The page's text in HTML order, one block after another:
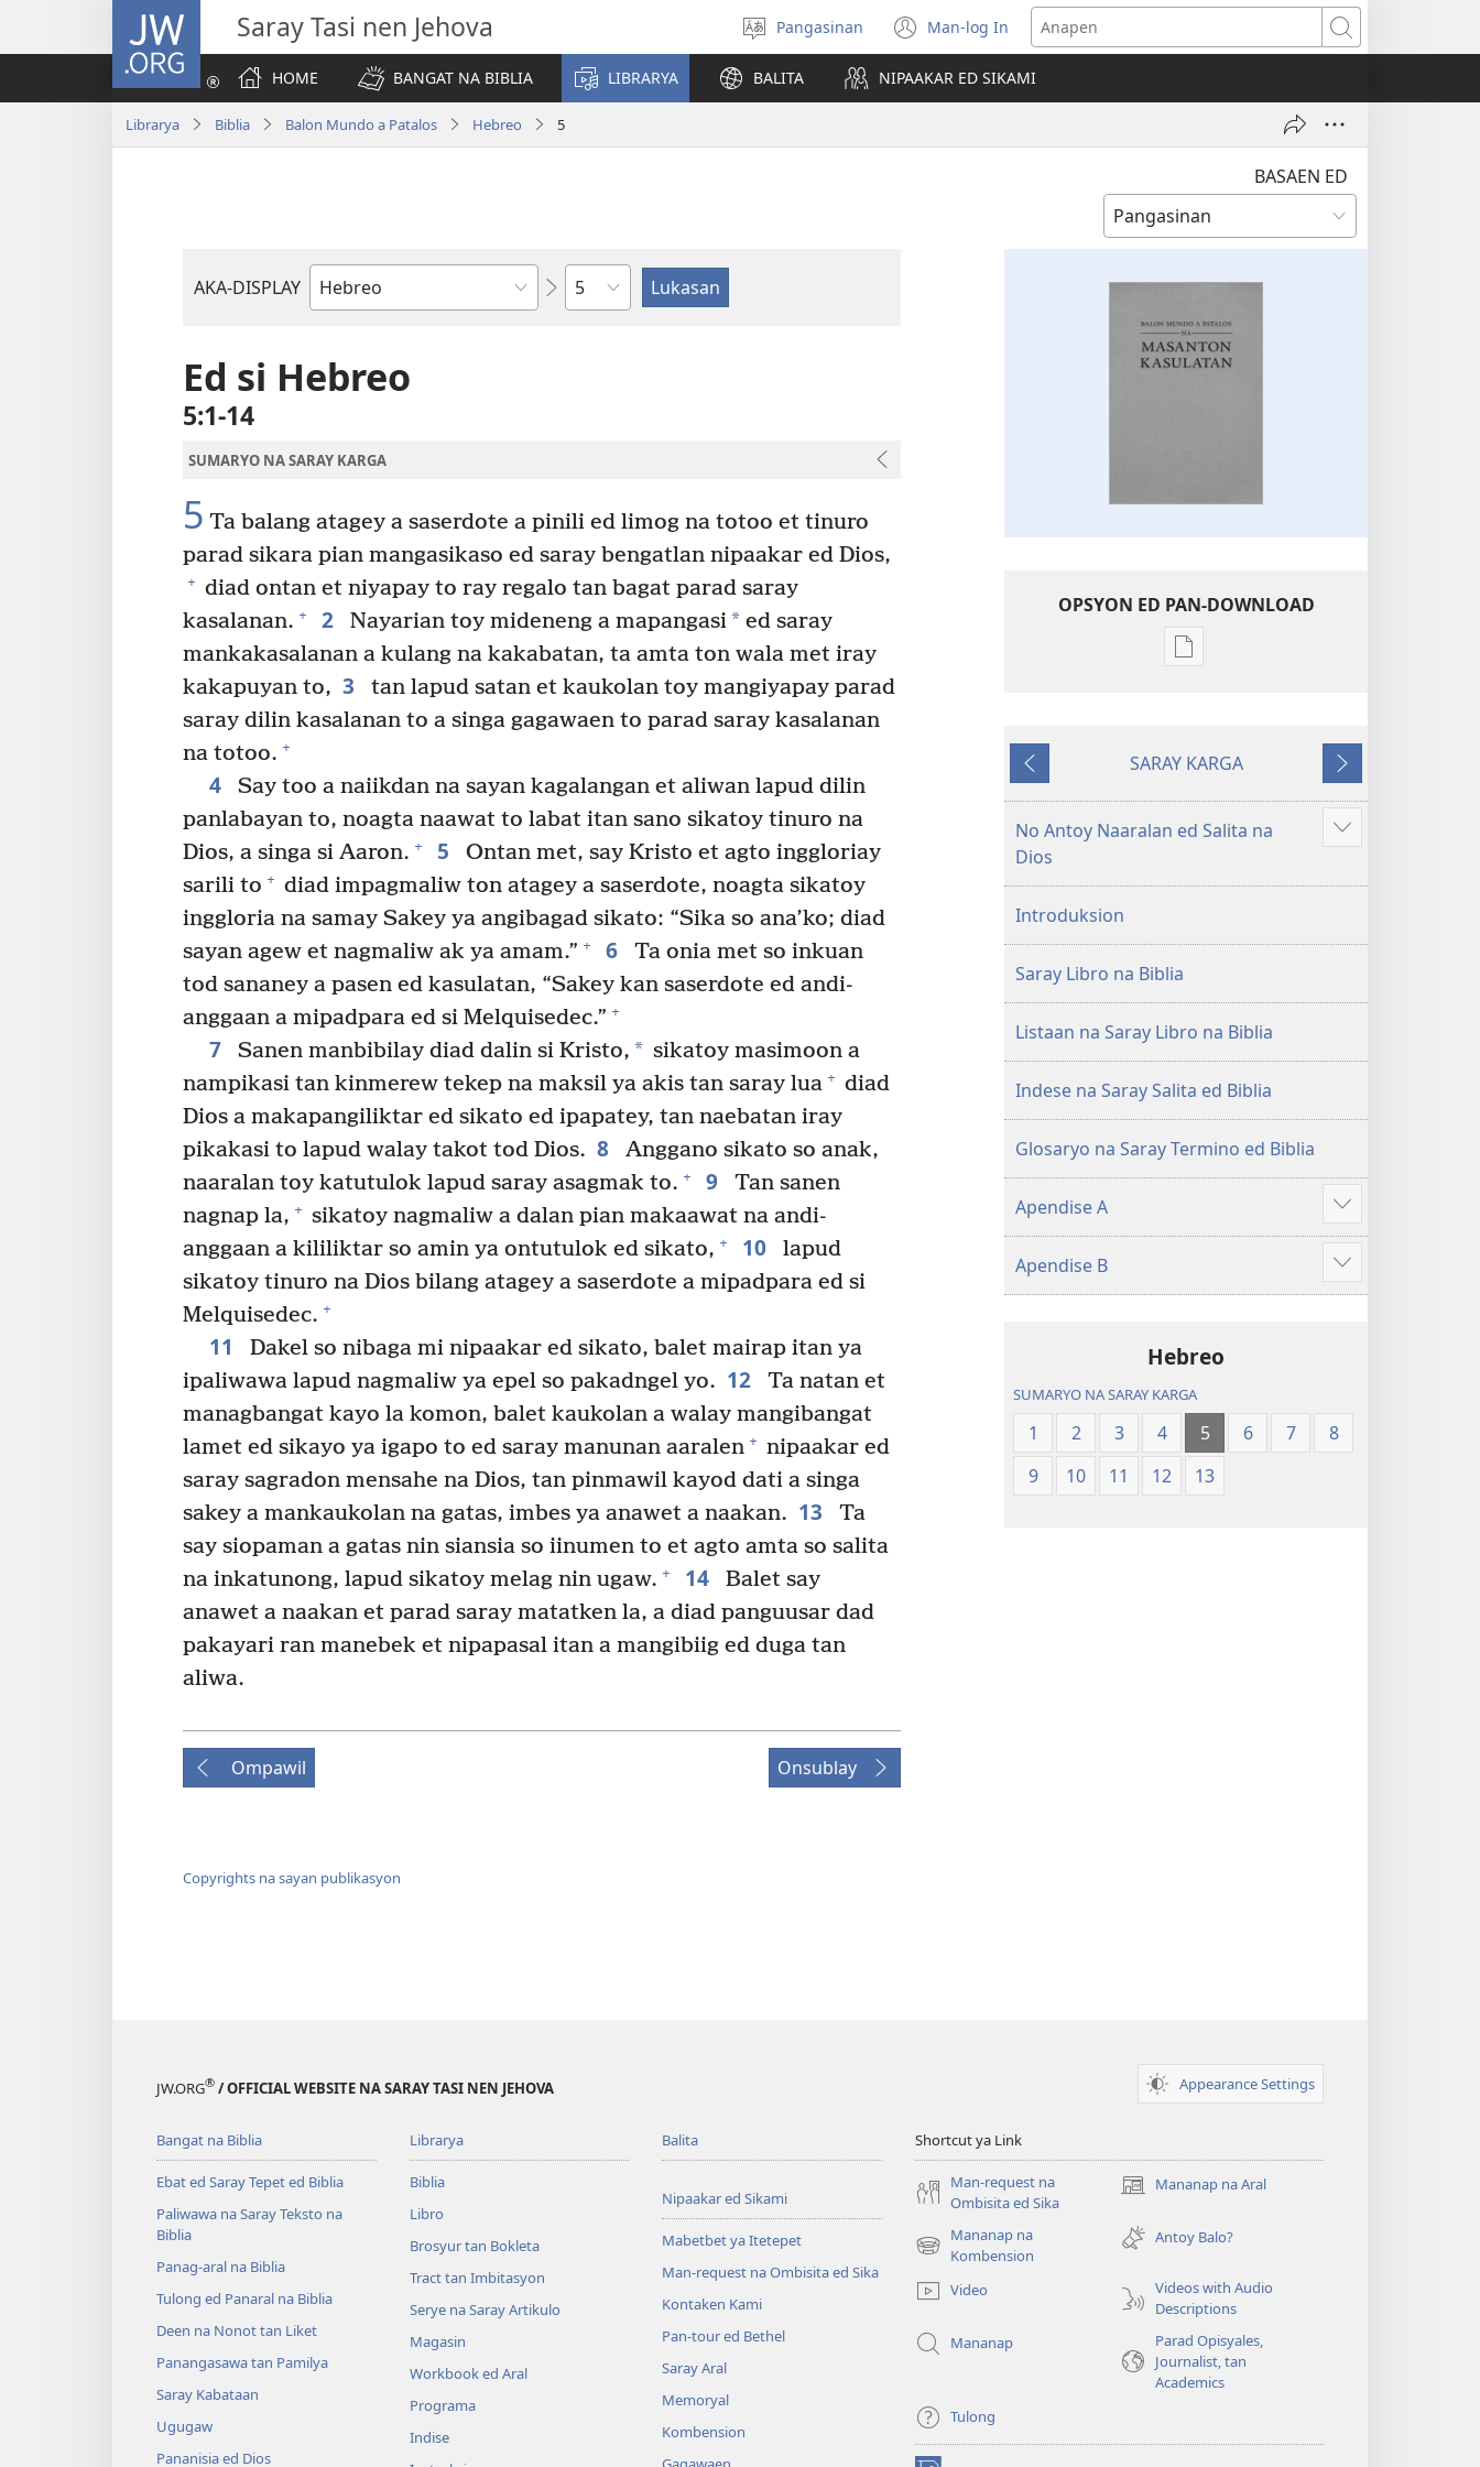
JW.ORG Saray Tasi nen Jehova
Manpili
na
Lenguahe
Pangasinan Man-log In
(opens
new
window)
Anapen
HOME
BANGAT NA BIBLIA LIBRARYA BALITA NIPAAKAR ED SIKAMI
Librarya Biblia Balon Mundo a Patalos Hebreo 5
BASAEN ED
AKA-DISPLAY
Libro
Biblia
Kapitulo
Ed si Hebreo
5:1-14
SUMARYO NA SARAY KARGA
5 Ta balang atagey a saserdote a pinili ed limog na totoo et tinuro
parad sikara pian mangasikaso ed saray bengatlan nipaakar ed Dios,
+ diad ontan et niyapay to ray regalo tan bagat parad saray
kasalanan. + 2 Nayarian toy mideneng a mapangasi*ed saray
mankakasalanan a kulang na kakabatan, ta amta ton wala met iray
kakapuyan to, 3
tan lapud satan et kaukolan toy mangiyapay parad
saray dilin kasalanan to a singa gagawaen to parad saray kasalanan
na totoo. +
4
Say too a naiikdan na sayan kagalangan et aliwan lapud dilin
panlabayan to, noagta naawat to labat itan sano sikatoy tinuro na
Dios, a singa si Aaron. + 5
Ontan met, say Kristo et agto inggloriay
sarili to + diad impagmaliw ton atagey a saserdote, noagta sikatoy
inggloria na samay Sakey ya angibagad sikato: “Sika so ana’ko; diad
sayan agew et nagmaliw ak ya amam.” + 6
Ta onia met so inkuan
tod sananey a pasen ed kasulatan, “Sakey kan saserdote ed andi-
anggaan a mipadpara ed si Melquisedec.” +
7 Sanen manbibilay diad dalin si Kristo, * sikatoy masimoon a
nampikasi tan kinmerew tekep na maksil ya akis tan saray lua + diad
Dios a makapangiliktar ed sikato ed ipapatey, tan naebatan iray
pikakasi to lapud walay takot tod Dios. 8
Anggano sikato so anak,
naaralan toy katutulok lapud saray asagmak to. + 9
Tan sanen
nagnap la, + sikatoy nagmaliw a dalan pian makaawat na andi-
anggaan a kililiktar so amin ya ontutulok ed sikato, + 10
lapud
sikatoy tinuro na Dios bilang atagey a saserdote a mipadpara ed si
Melquisedec. +
11
Dakel so nibaga mi nipaakar ed sikato, balet mairap itan ya
ipaliwawa lapud nagmaliw ya epel so pakadngel yo. 12
Ta natan et
managbangat kayo la komon, balet kaukolan a walay mangibangat
lamet ed sikayo ya igapo to ed saray manunan aaralen + nipaakar ed
saray sagradon mensahe na Dios, tan pinmawil kayod dati a singa
sakey a mankaukolan na gatas, imbes ya anawet a naakan. 13
Ta
say siopaman a gatas nin siansia so iinumen to et agto amta so salita
na inkatunong, lapud sikatoy melag nin ugaw. + 14
Balet say
anawet a naakan et parad saray matatken la, a diad panguusar dad
pakayari ran manebek et nipapasal itan a mangibiig ed duga tan
aliwa.
Ompawil Onsublay
Copyrights na sayan publikasyon
OPSYON ED PAN-DOWNLOAD
Opsyon
na
Balon
Mundo
Masanton
Ompawil
SARAY KARGA
Onsublay
No Antoy Naaralan ed Salita na
Dios
Aruman
ipanengneng
Introduksion
Saray Libro na Biblia
Listaan na Saray Libro na Biblia
Indese na Saray Salita ed Biblia
Glosaryo na Saray Termino ed Biblia
Apendise A
Aruman
so
ipanengneng
Apendise B
Aruman
so
Hebreo
SUMARYO NA SARAY KARGA
1 2 3 4 5 6 7
8
9
10 11 12 13
JW.ORG® / OFFICIAL WEBSITE NA SARAY TASI NEN JEHOVA Appearance Settings
Bangat na Biblia
Ebat ed Saray Tepet ed Biblia
Paliwawa na Saray Teksto na
Biblia
Panag-aral na Biblia
Tulong ed Panaral na Biblia
Deen na Nonot tan Liket
Panangasawa tan Pamilya
Saray Kabataan
Ugugaw
Pananisia ed Dios
Librarya
Biblia
Libro
Brosyur tan Bokleta
Tract tan Imbitasyon
Serye na Saray Artikulo
Magasin
Workbook ed Aral
Programa
Indise
Balita
Nipaakar ed Sikami
Mabetbet ya Itetepet
Man-request na Ombisita ed Sika
Kontaken Kami
Pan-tour ed Bethel
Saray Aral
Memoryal
Kombension
Shortcut ya Link
Man-request na
Ombisita ed Sika
Mananap na Aral
(opens
window)
Mananap na
Kombension
(opens
window)
Antoy Balo?
Video
Videos with Audio
Descriptions
Mananap
Parad Opisyales,
Journalist, tan
Academics
Tulong